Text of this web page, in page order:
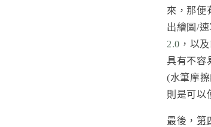
來，那便
出繪圖/
2.0 ，以及
具有不容
(水筆摩
則是可以
最後， 第